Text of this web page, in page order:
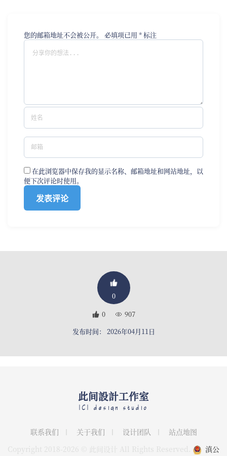
您的邮箱地址不会被公开。 必填项已用 *标注
在此浏览器中保存我的显示名称、邮箱地址和网站地址，以
便下次评论时使用。
0
0
907
发布时间： 2026年04月11日
此间設計工作室
ICI design studio
联系我们 关于我们 设计团队
站点地图
滇公